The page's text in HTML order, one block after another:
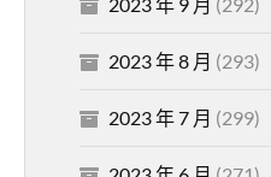
2023 年 8 月 (293)
2023 年 7 月 (299)